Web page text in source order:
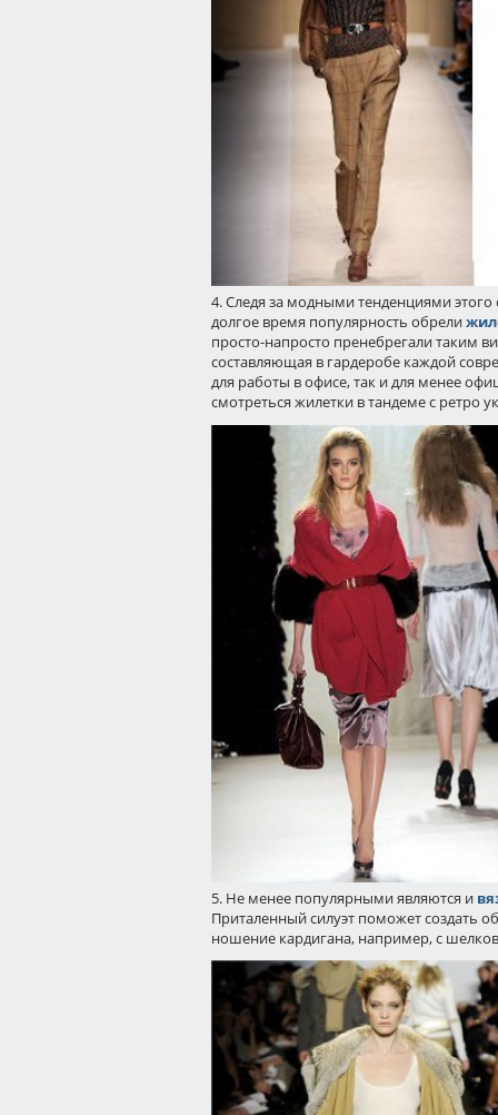
4. Следя за модными тенденциями этого
долгое время популярность обрели
просто-напросто пренебрегали таким
составляющая в гардеробе каждой
для работы в офисе, так и для менее
смотреться жилетки в тандеме с ретро
5. Не менее популярными являются и
Приталенный силуэт поможет создать
ношение кардигана, например, с